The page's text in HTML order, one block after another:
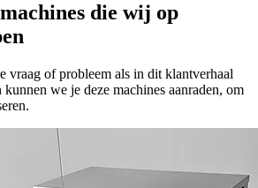
die wij op
vraag of probleem als in dit klantverhaal
we je deze machines aanraden, om